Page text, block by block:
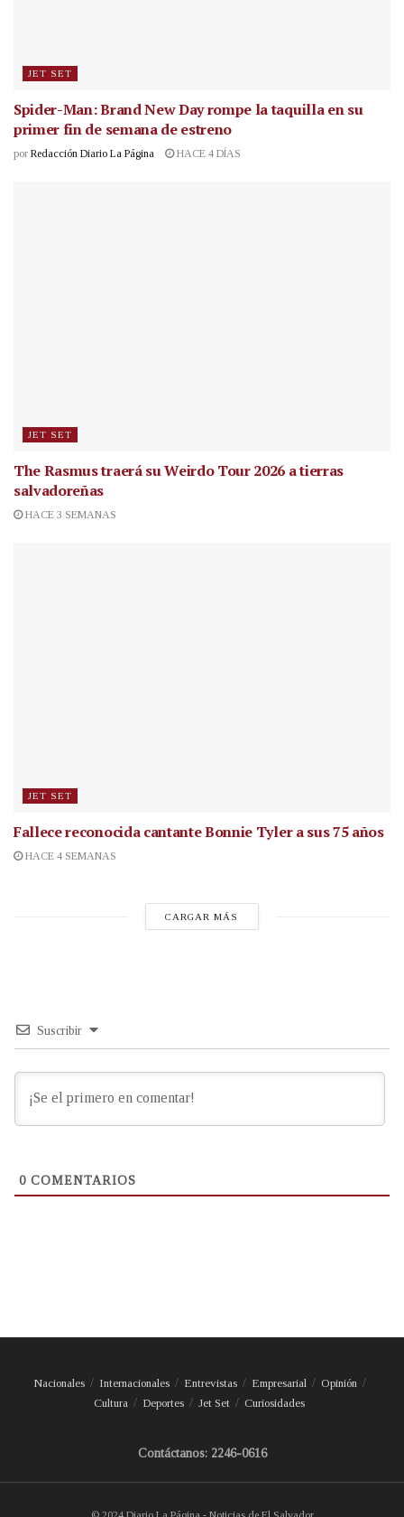
JET SET
Spider-Man: Brand New Day rompe la taquilla en su
primer fin de semana de estreno
por Redacción Diario La Página HACE 4 DÍAS
JET SET
The Rasmus traerá su Weirdo Tour 2026 a tierras
salvadoreñas
HACE 3 SEMANAS
JET SET
Fallece reconocida cantanteBonnie Tyler a sus 75 años
HACE 4 SEMANAS
CARGAR MÁS
Suscribir
0 COMENTARIOS
Nacionales Internacionales Entrevistas Empresarial
Opinión
Cultura
Deportes Jet Set Curiosidades
Contáctanos: 2246-0616